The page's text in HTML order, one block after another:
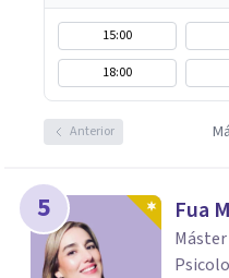
15:00
18:00
Anterior
5 Fua